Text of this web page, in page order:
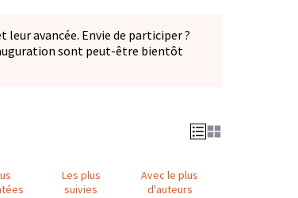
avancée. Envie de participer ?
sont peut-être bientôt
Les plus
suivies
Avec le plus
d'auteurs